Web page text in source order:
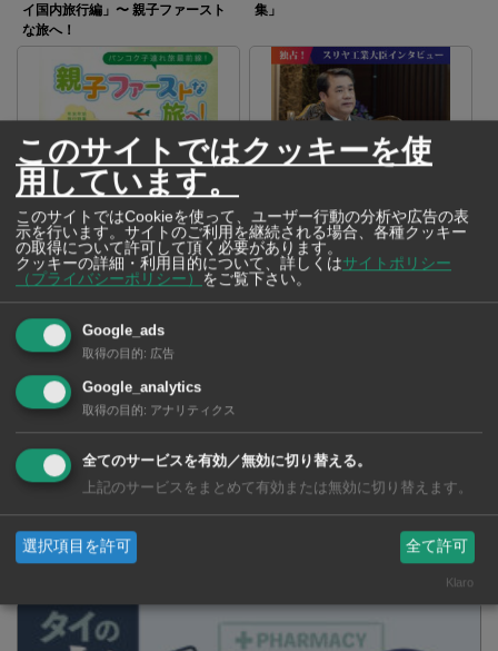
イ国内旅行編」〜 親子ファースト
な旅へ！
集」
年末年始 旅行特集 2019 vol.1「近
隣諸国編」〜 親子ファーストな旅
へ！
欠」
ASEAN最大級の金属・工作機械展
示会「METALEX 2019」開催！
SNSで毎日ニュースを配信中！
このサイトではクッキーを使
用しています。
このサイトではCookieを使って、ユーザー行動の分析や広告の表
示を行います。サイトのご利用を継続される場合、各種クッキー
の取得について許可して頂く必要があります。
クッキーの詳細・利用目的について、詳しくはサイトポリシー
（プライバシーポリシー）
をご覧下さい。
Google_ads
取得の目的: 広告
Google_analytics
取得の目的: アナリティクス
全てのサービスを有効／無効に切り替える。
上記のサービスをまとめて有効または無効に切り替えます。
選択項目を許可 全て許可
Klaro